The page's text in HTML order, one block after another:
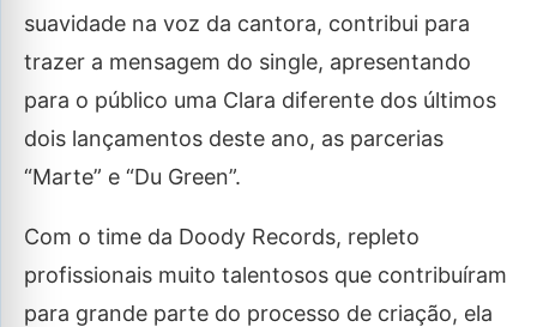
suavidade na voz da cantora, contribui para
trazer a mensagem do single, apresentando
para o público uma Clara diferente dos últimos
dois lançamentos deste ano, as parcerias
“Marte” e “Du Green”.
Com o time da Doody Records, repleto
profissionais muito talentosos que contribuíram
para grande parte do processo de criação, ela